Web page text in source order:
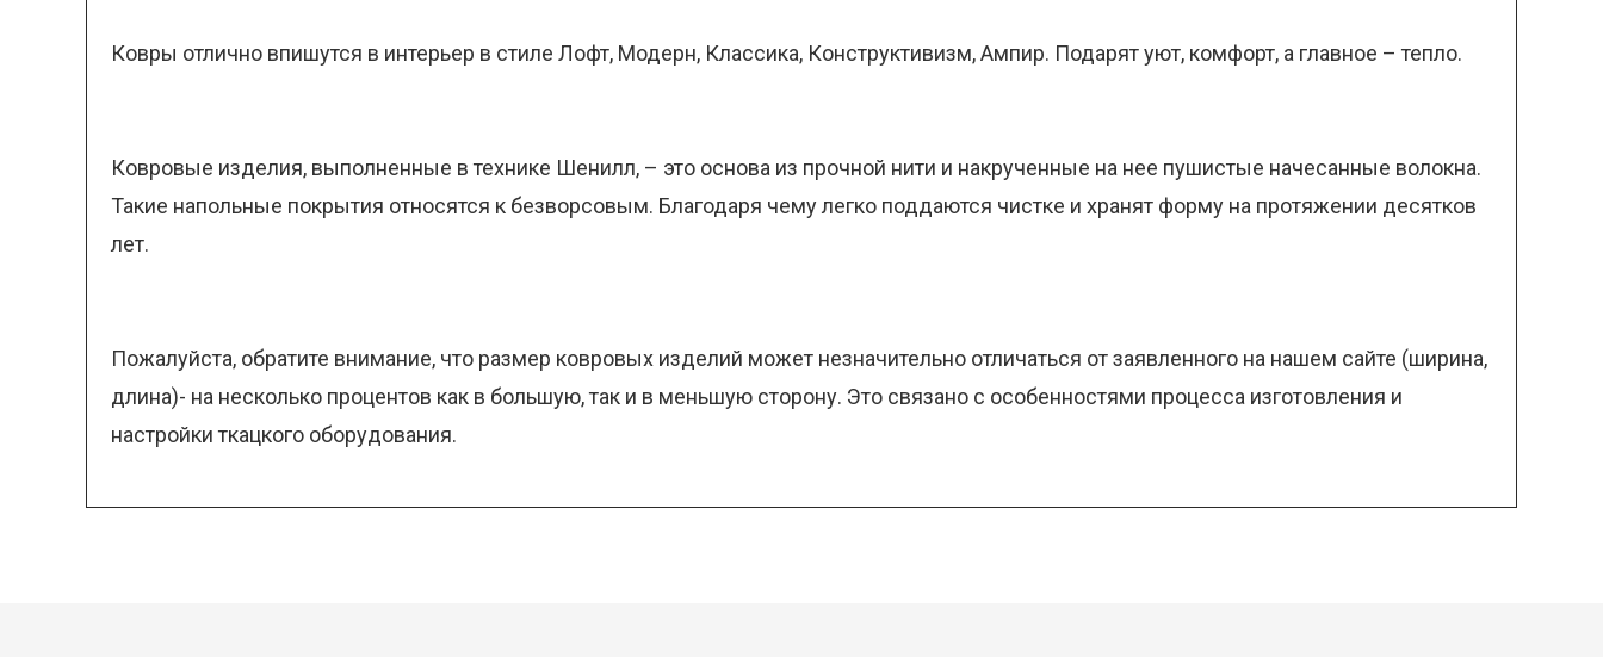
Ковры отлично впишутся в интерьер в стиле Лофт, Модерн, Классика, Конструктивизм, Ампир. Подарят уют, комфорт, а главное – тепло.
Ковровые изделия, выполненные в технике Шенилл, – это основа из прочной нити и накрученные на нее пушистые начесанные волокна.
Такие напольные покрытия относятся к безворсовым. Благодаря чему легко поддаются чистке и хранят форму на протяжении десятков
лет.
Пожалуйста, обратите внимание, что размер ковровых изделий может незначительно отличаться от заявленного на нашем сайте (ширина,
длина)- на несколько процентов как в большую, так и в меньшую сторону. Это связано с особенностями процесса изготовления и
настройки ткацкого оборудования.